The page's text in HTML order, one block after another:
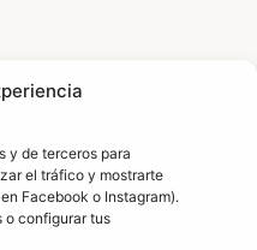
y de terceros para
el tráfico y mostrarte
Facebook o Instagram).
o configurar tus